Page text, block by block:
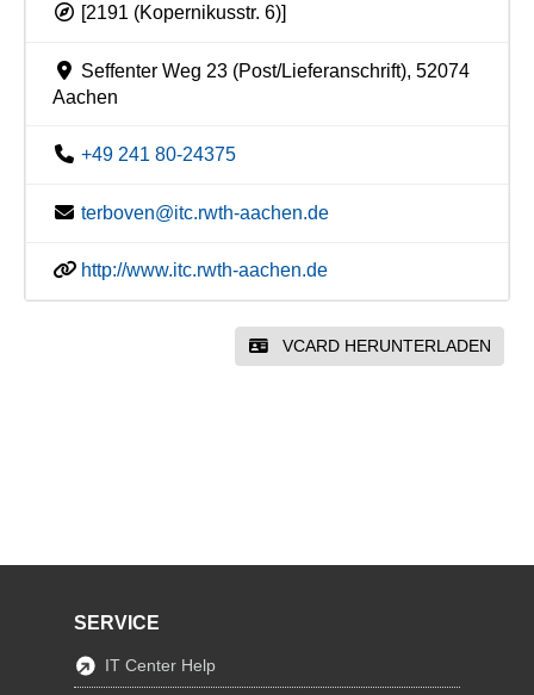
[2191 (Kopernikusstr. 6)]
Seffenter Weg 23 (Post/Lieferanschrift), 52074
Aachen
+49 241 80-24375
terboven@itc.rwth-aachen.de
http://www.itc.rwth-aachen.de
VCARD HERUNTERLADEN
SERVICE
IT Center Help